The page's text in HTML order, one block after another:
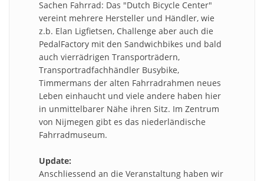
Sachen Fahrrad: Das "Dutch Bicycle Center"
vereint mehrere Hersteller und Händler, wie
z.b. Elan Ligfietsen, Challenge aber auch die
PedalFactory mit den Sandwichbikes und bald
auch vierrädrigen Transporträdern,
Transportradfachhändler Busybike,
Timmermans der alten Fahrradrahmen neues
Leben einhaucht und viele andere haben hier
in unmittelbarer Nähe ihren Sitz. Im Zentrum
von Nijmegen gibt es das niederländische
Fahrradmuseum.
Update:
Anschliessend an die Veranstaltung haben wir